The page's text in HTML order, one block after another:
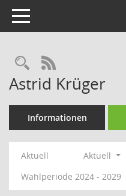
Toggle navigation
RSS-Feed
Astrid Krüger
Informationen
Aktuell
Aktuell
Wahlperiode 2024 - 2029